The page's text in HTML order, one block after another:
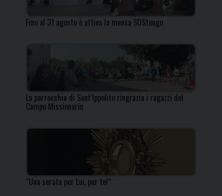
Fino al 31 agosto è attiva la mensa SOStengo
La parrocchia di Sant’Ippolito ringrazia i ragazzi del
Campo Missionario
“Una serata per Lui, per te!”